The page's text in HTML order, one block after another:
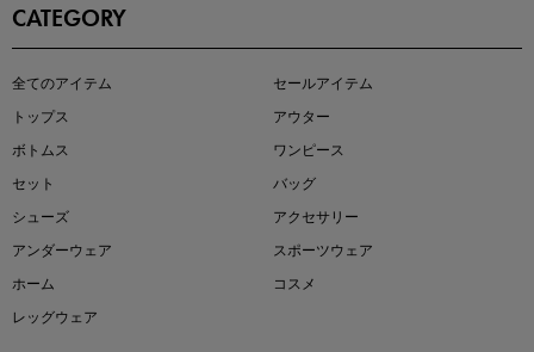
即戦力アイテム続々対象
CATEGORY
全てのアイテム
セールアイテム
トップス
アウター
ボトムス
ワンピース
セット
バッグ
シューズ
アクセサリー
アンダーウェア
スポーツウェア
ホーム
コスメ
レッグウェア